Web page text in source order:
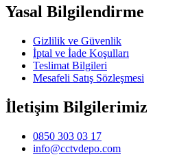
Yasal Bilgilendirme
Gizlilik ve Güvenlik
İptal ve İade Koşulları
Teslimat Bilgileri
Mesafeli Satış Sözleşmesi
İletişim Bilgilerimiz
0850 303 03 17
info@cctvdepo.com